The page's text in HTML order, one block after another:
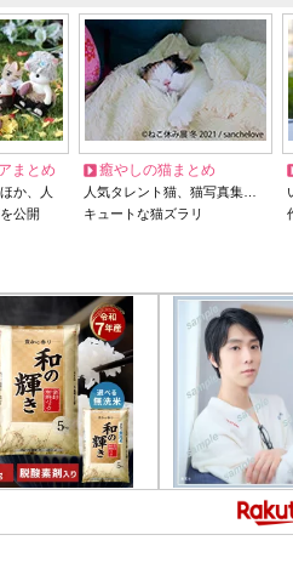
まとめ
か、人
公開
癒やしの猫まとめ
人気タレント猫、猫写真集…
キュートな猫ズラリ